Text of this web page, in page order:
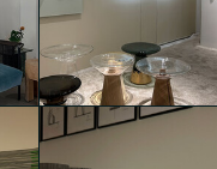
SENSES
Isabella Erika
Schmalzbauer